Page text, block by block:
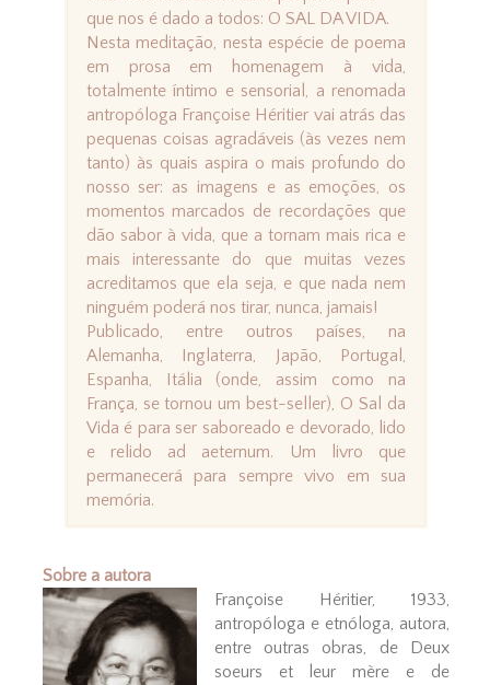
que nos é dado a todos: O SAL DA VIDA.
Nesta meditação, nesta espécie de poema
em prosa em homenagem à vida,
totalmente íntimo e sensorial, a renomada
antropóloga Françoise Héritier vai atrás das
pequenas coisas agradáveis (às vezes nem
tanto) às quais aspira o mais profundo do
nosso ser: as imagens e as emoções, os
momentos marcados de recordações que
dão sabor à vida, que a tornam mais rica e
mais interessante do que muitas vezes
acreditamos que ela seja, e que nada nem
ninguém poderá nos tirar, nunca, jamais!
Publicado, entre outros países, na
Alemanha, Inglaterra, Japão, Portugal,
Espanha, Itália (onde, assim como na
França, se tornou um best-seller), O Sal da
Vida é para ser saboreado e devorado, lido
e relido ad aeternum. Um livro que
permanecerá para sempre vivo em sua
memória.
Sobre a autora
Françoise Héritier, 1933,
antropóloga e etnóloga, autora,
entre outras obras, de Deux
soeurs et leur mère e de